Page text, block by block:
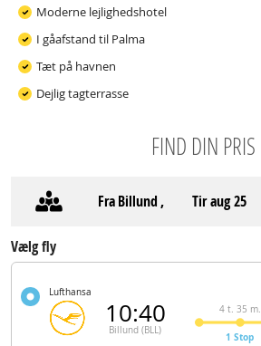
Moderne lejlighedshotel
I gåafstand til Palma
Tæt på havnen
Dejlig tagterrasse
FIND DIN PRIS
FraBillund, tir aug 25
Vælg fly
Lufthansa
10:40
Billund (BLL)
4 t. 35 m.
1 Stop